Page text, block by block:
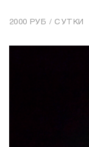
2000 РУБ / СУТКИ